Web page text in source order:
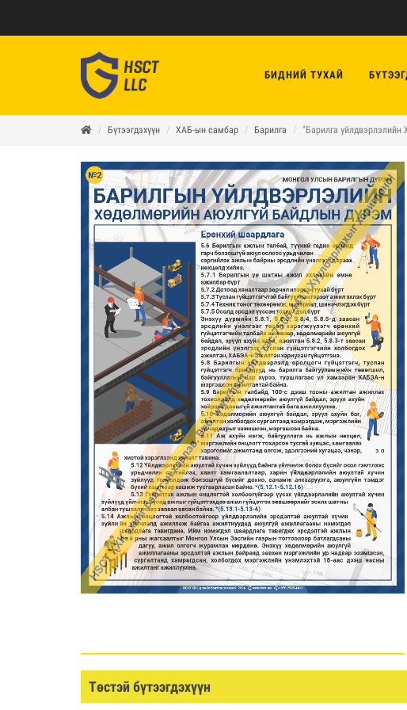
БИДНИЙ ТУХАЙ
Бүтээгдэхүүн ХАБ-ын самбар Барилга "Барилга
Төстэй бүтээгдэхүүн